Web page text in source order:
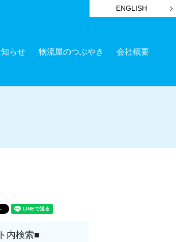
ENGLISH
らせ 物流屋のつぶやき
会社概要